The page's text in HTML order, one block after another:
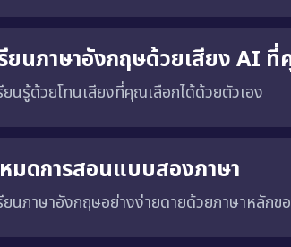
ยนภาษาอังกฤษด้วยเสียง AI
ยนรู้ด้วยโทนเสียงที่คุณเลือกได้ด้วยตัวเอง
มดการสอนแบบสองภาษา
ยนภาษาอังกฤษอย่างง่ายดายด้วยภาษาหลัก